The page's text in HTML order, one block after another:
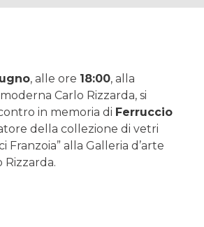
, alle ore 18:00, alla
Carlo Rizzarda, si
in memoria di Ferruccio
della collezione di vetri
Franzoia” alla Galleria d’arte
Rizzarda.